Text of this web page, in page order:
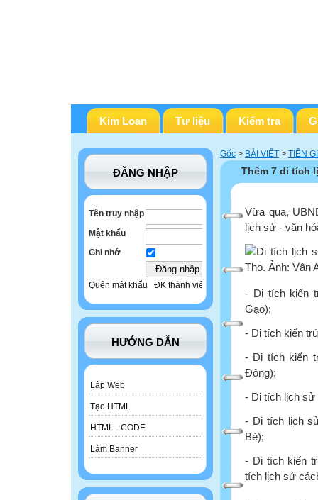
Kim Loan Tư liệu Kiểm tra
ĐĂNG NHẬP
Tên truy nhập
Mật khẩu
Ghi nhớ
Quên mật khẩu ĐK thành viên
HƯỚNG DẪN
Lập Web
Tạo HTML
HTML - CODE
Làm Banner
Gốc > BÀI VIẾT > TIỀN
Thêm 7 di tích
Vừa qua,
lịch sử - văn
- Di tích kiến
Gạo);
- Di tích kiến
- Di tích kiến
Đông);
- Di tích lịch sử
- Di tích lịch
Bè);
- Di tích kiến
tích lịch sử